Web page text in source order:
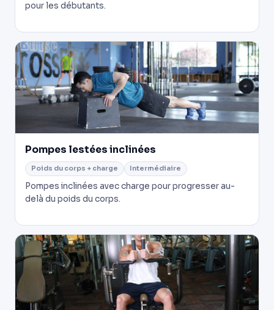
pour les débutants.
Pompes lestées inclinées
Poids du corps + charge Intermédiaire
Pompes inclinées avec charge pour progresser au-
delà du poids du corps.